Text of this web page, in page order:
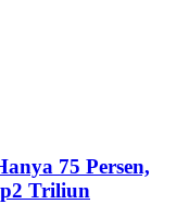
75 Persen,
Triliun